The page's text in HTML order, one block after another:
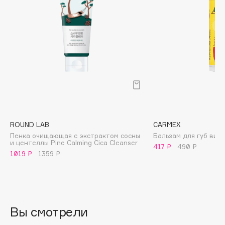
Boadicea The Victorious
Brunello Cucinelli
Bvlgari
by TERRY
ROUND LAB
Пенка очищающая с экстрактом сосны
и центеллы Pine Calming Cica Cleanser
1019 ₽
1359 ₽
CARMEX
Бальзам для губ
417 ₽
490 ₽
Вы смотрели